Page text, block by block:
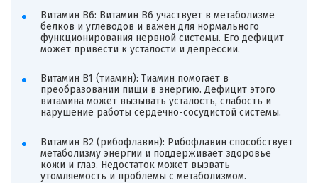
Витамин B6: Витамин B6 участвует в метаболизме
белков и углеводов и важен для нормального
функционирования нервной системы. Его дефицит
может привести к усталости и депрессии.
Витамин B1 (тиамин): Тиамин помогает в
преобразовании пищи в энергию. Дефицит этого
витамина может вызывать усталость, слабость и
нарушение работы сердечно-сосудистой системы.
Витамин B2 (рибофлавин): Рибофлавин способствует
метаболизму энергии и поддерживает здоровье
кожи и глаз. Недостаток может вызвать
утомляемость и проблемы с метаболизмом.